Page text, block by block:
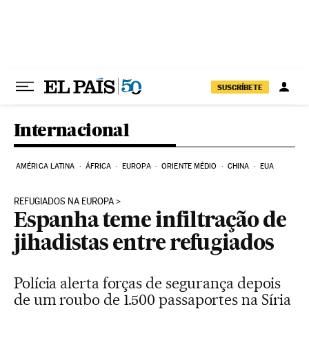
SUSCRÍBETE
Internacional
AMÉRICA LATINA ÁFRICA EUROPA ORIENTE MÉDIO CHINA EUA
REFUGIADOS NA EUROPA
Espanha teme infiltração de
jihadistas entre refugiados
Polícia alerta forças de segurança depois
de um roubo de 1.500 passaportes na Síria